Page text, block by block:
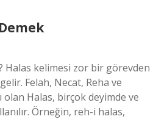
Halas kelimesi zor bir görevden
Felah, Necat, Reha ve
olan Halas, birçok deyimde ve
Örneğin, reh-i halas,